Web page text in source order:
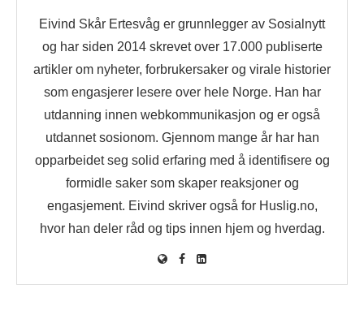
Eivind Skår Ertesvåg er grunnlegger av Sosialnytt
og har siden 2014 skrevet over 17.000 publiserte
artikler om nyheter, forbrukersaker og virale historier
som engasjerer lesere over hele Norge. Han har
utdanning innen webkommunikasjon og er også
utdannet sosionom. Gjennom mange år har han
opparbeidet seg solid erfaring med å identifisere og
formidle saker som skaper reaksjoner og
engasjement. Eivind skriver også for Huslig.no,
hvor han deler råd og tips innen hjem og hverdag.